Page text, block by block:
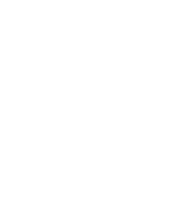
g7OisECve/
g7OisECve/
ogle.com/